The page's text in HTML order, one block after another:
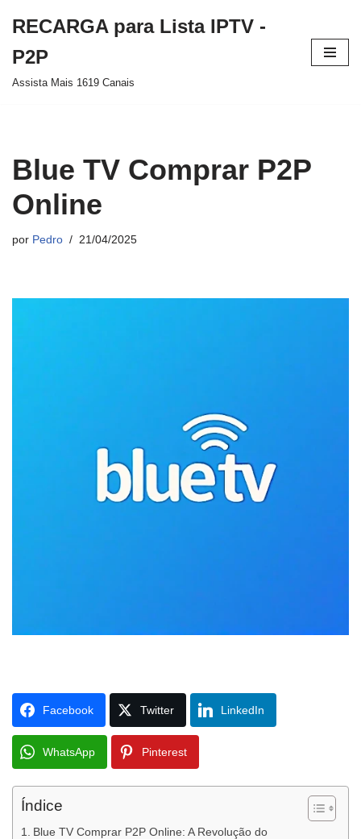
para
o
RECARGA para Lista IPTV -
P2P
Assista Mais 1619 Canais
Blue TV Comprar P2P
Online
por Pedro 21/04/2025
Facebook Twitter LinkedIn
WhatsApp Pinterest
Índice
Blue TV Comprar P2P Online: A Revolução do